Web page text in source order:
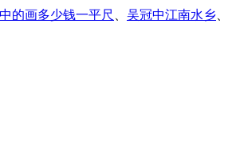
的画多少钱一平尺 吴冠中江南水乡